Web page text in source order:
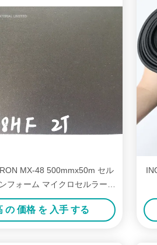
MX-48 500mmx50m セル
フォーム マイクロセルラーポ
リウレタンフォーム
の 価格 を 入手 する